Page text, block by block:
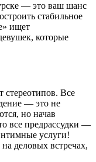
— это ваш шанс
стабильное
ищет
которые
стереотипов. Все
— это не
но начав
все предрассудки —
услуги!
деловых встречах,